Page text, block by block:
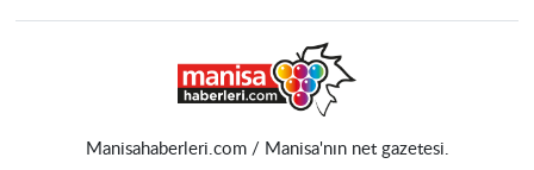
Manisahaberleri.com / Manisa'nın net gazetesi.